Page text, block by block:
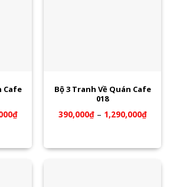
Cafe
₫
Bộ 3 Tranh Về Quán Cafe
018
390,000₫– 1,290,000₫